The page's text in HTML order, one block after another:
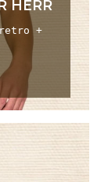
HERR
+